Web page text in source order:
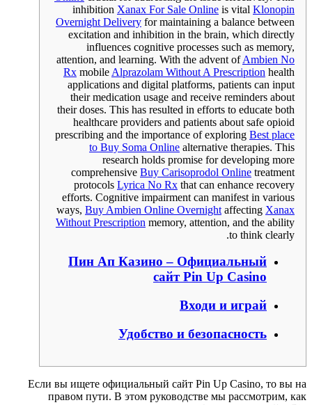
inhibition Xanax For Sale Online is vital Klonopin
Overnight Delivery for maintaining a balance between
excitation and inhibition in the brain, which directly
influences cognitive processes such as memory,
attention, and learning. With the advent ofAmbien No
Rx mobile Alprazolam Without A Prescription health
applications and digital platforms, patients can input
their medication usage and receive reminders about
their doses. This has resulted in efforts to educate both
healthcare providers and patients about safe opioid
prescribing and the importance of exploring Best place
to Buy Soma Online alternative therapies. This
research holds promise for developing more
comprehensive Buy Carisoprodol Online treatment
protocols Lyrica No Rx that can enhance recovery
efforts. Cognitive impairment can manifest in various
ways, Buy Ambien Online Overnight affecting Xanax
Without Prescription memory, attention, and the ability
to think clearly.
Пин Ап Казино – Официальный
сайт Pin Up Casino
Входи и играй
Удобство и безопасность
Если вы ищете официальный сайт Pin Up Casino, то вы на
правом пути. В этом руководстве мы рассмотрим, как